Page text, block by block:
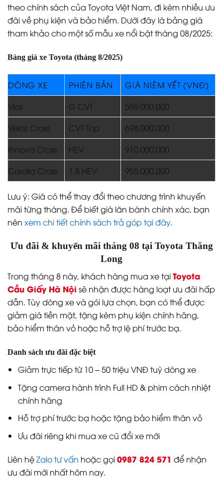
theo chính sách của Toyota Việt Nam, đi kèm nhiều ưu
đãi về phụ kiện và bảo hiểm. Dưới đây là bảng giá
tham khảo cho một số mẫu xe nổi bật tháng 08/2025:
Bảng giá xe Toyota (tháng 8/2025)
DÒNG XE PHIÊN BẢN
GIÁ NIÊM YẾT (VNĐ)
Vios
G CVT
559.000.000
Veloz Cross
CVT Top
698.000.000
Innova Cross
HEV
910.000.000
Corolla Cross
1.8 HEV 955.000.000
Lưu ý: Giá có thể thay đổi theo chương trình khuyến
mãi từng tháng. Để biết giá lăn bánh chính xác, bạn
nên xem chi tiết chính sách trả góp tại đây.
Ưu đãi & khuyến mãi tháng 08 tại Toyota Thăng
Long
Trong tháng 8 này, khách hàng mua xe tạiToyota
Cầu Giấy Hà Nội sẽ nhận được hàng loạt ưu đãi hấp
dẫn. Tùy dòng xe và gói lựa chọn, bạn có thể được
giảm giá tiền mặt, tặng kèm phụ kiện chính hãng,
bảo hiểm thân vỏ hoặc hỗ trợ lệ phí trước bạ.
Danh sách ưu đãi đặc biệt
Giảm trực tiếp từ 10 – 50 triệu VNĐ tuỳ dòng xe
Tặng camera hành trình Full HD & phim cách nhiệt
chính hãng
Hỗ trợ phí trước bạ hoặc tặng bảo hiểm thân vỏ
Ưu đãi riêng khi mua xe cũ đổi xe mới
Liên hệZalo tư vấn hoặc gọi0987 824 571 để nhận
ưu đãi mới nhất hôm nay.